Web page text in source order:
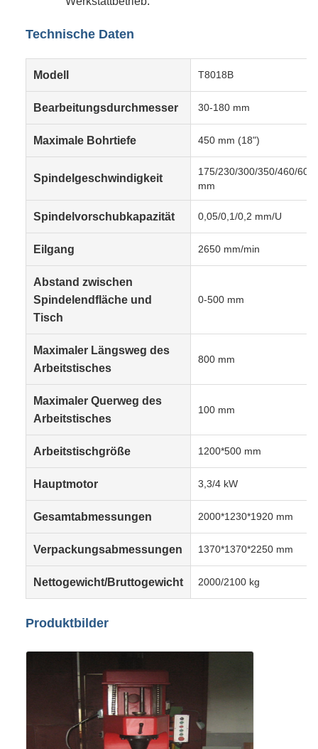
Technische Daten
Modell T8018B
Bearbeitungsdurchmesser 30-180 mm
Maximale Bohrtiefe 450 mm (18")
Spindelgeschwindigkeit
175/230/300/350/460/600
mm
Spindelvorschubkapazität 0,05/0,1/0,2 mm/U
Eilgang 2650 mm/min
Abstand zwischen
Spindelendfläche und
Tisch
0-500 mm
Maximaler Längsweg des
Arbeitstisches
800 mm
Maximaler Querweg des
Arbeitstisches
100 mm
Arbeitstischgröße 1200*500 mm
Hauptmotor 3,3/4 kW
Gesamtabmessungen 2000*1230*1920 mm
Verpackungsabmessungen 1370*1370*2250 mm
Nettogewicht/Bruttogewicht 2000/2100 kg
Produktbilder